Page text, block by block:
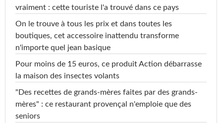
vraiment : cette touriste l'a trouvé dans ce pays
On le trouve à tous les prix et dans toutes les
boutiques, cet accessoire inattendu transforme
n'importe quel jean basique
Pour moins de 15 euros, ce produit Action débarrasse
la maison des insectes volants
"Des recettes de grands-mères faites par des grands-
mères" : ce restaurant provençal n'emploie que des
seniors